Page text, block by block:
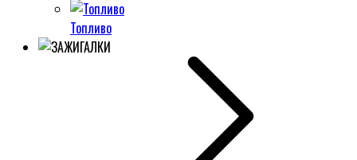
Топливо